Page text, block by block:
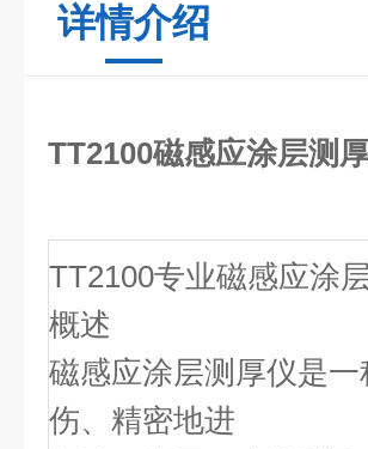
详情介绍
TT2100磁感应涂层测
TT2100专业磁感应涂
概述
磁感应涂层测厚仪是
伤、精密地进